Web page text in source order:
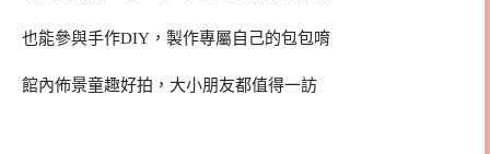
也能參與手作DIY，製作專屬自己的包包唷
館內佈景童趣好拍，大小朋友都值得一訪